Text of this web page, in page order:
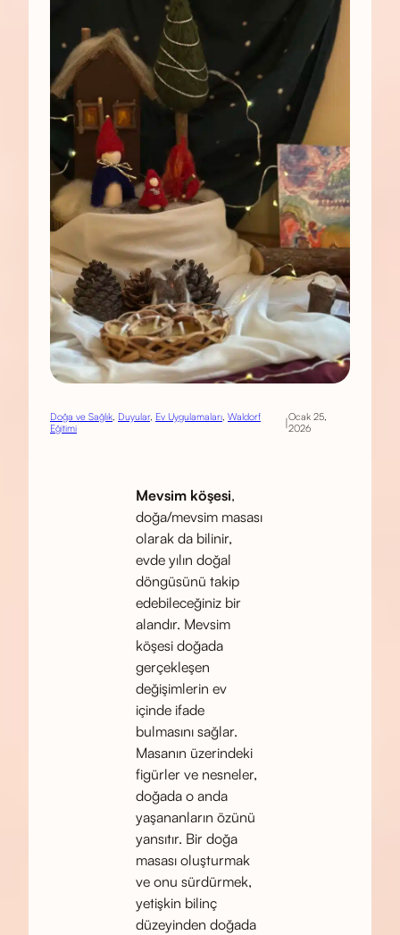
Doğa ve Sağlık, Duyular, Ev Uygulamaları, Waldorf
Eğitimi
|Ocak 25,
2026
Mevsim köşesi,
doğa/mevsim masası
olarak da bilinir,
evde yılın doğal
döngüsünü takip
edebileceğiniz bir
alandır. Mevsim
köşesi doğada
gerçekleşen
değişimlerin ev
içinde ifade
bulmasını sağlar.
Masanın üzerindeki
figürler ve nesneler,
doğada o anda
yaşananların özünü
yansıtır. Bir doğa
masası oluşturmak
ve onu sürdürmek,
yetişkin bilinç
düzeyinden doğada